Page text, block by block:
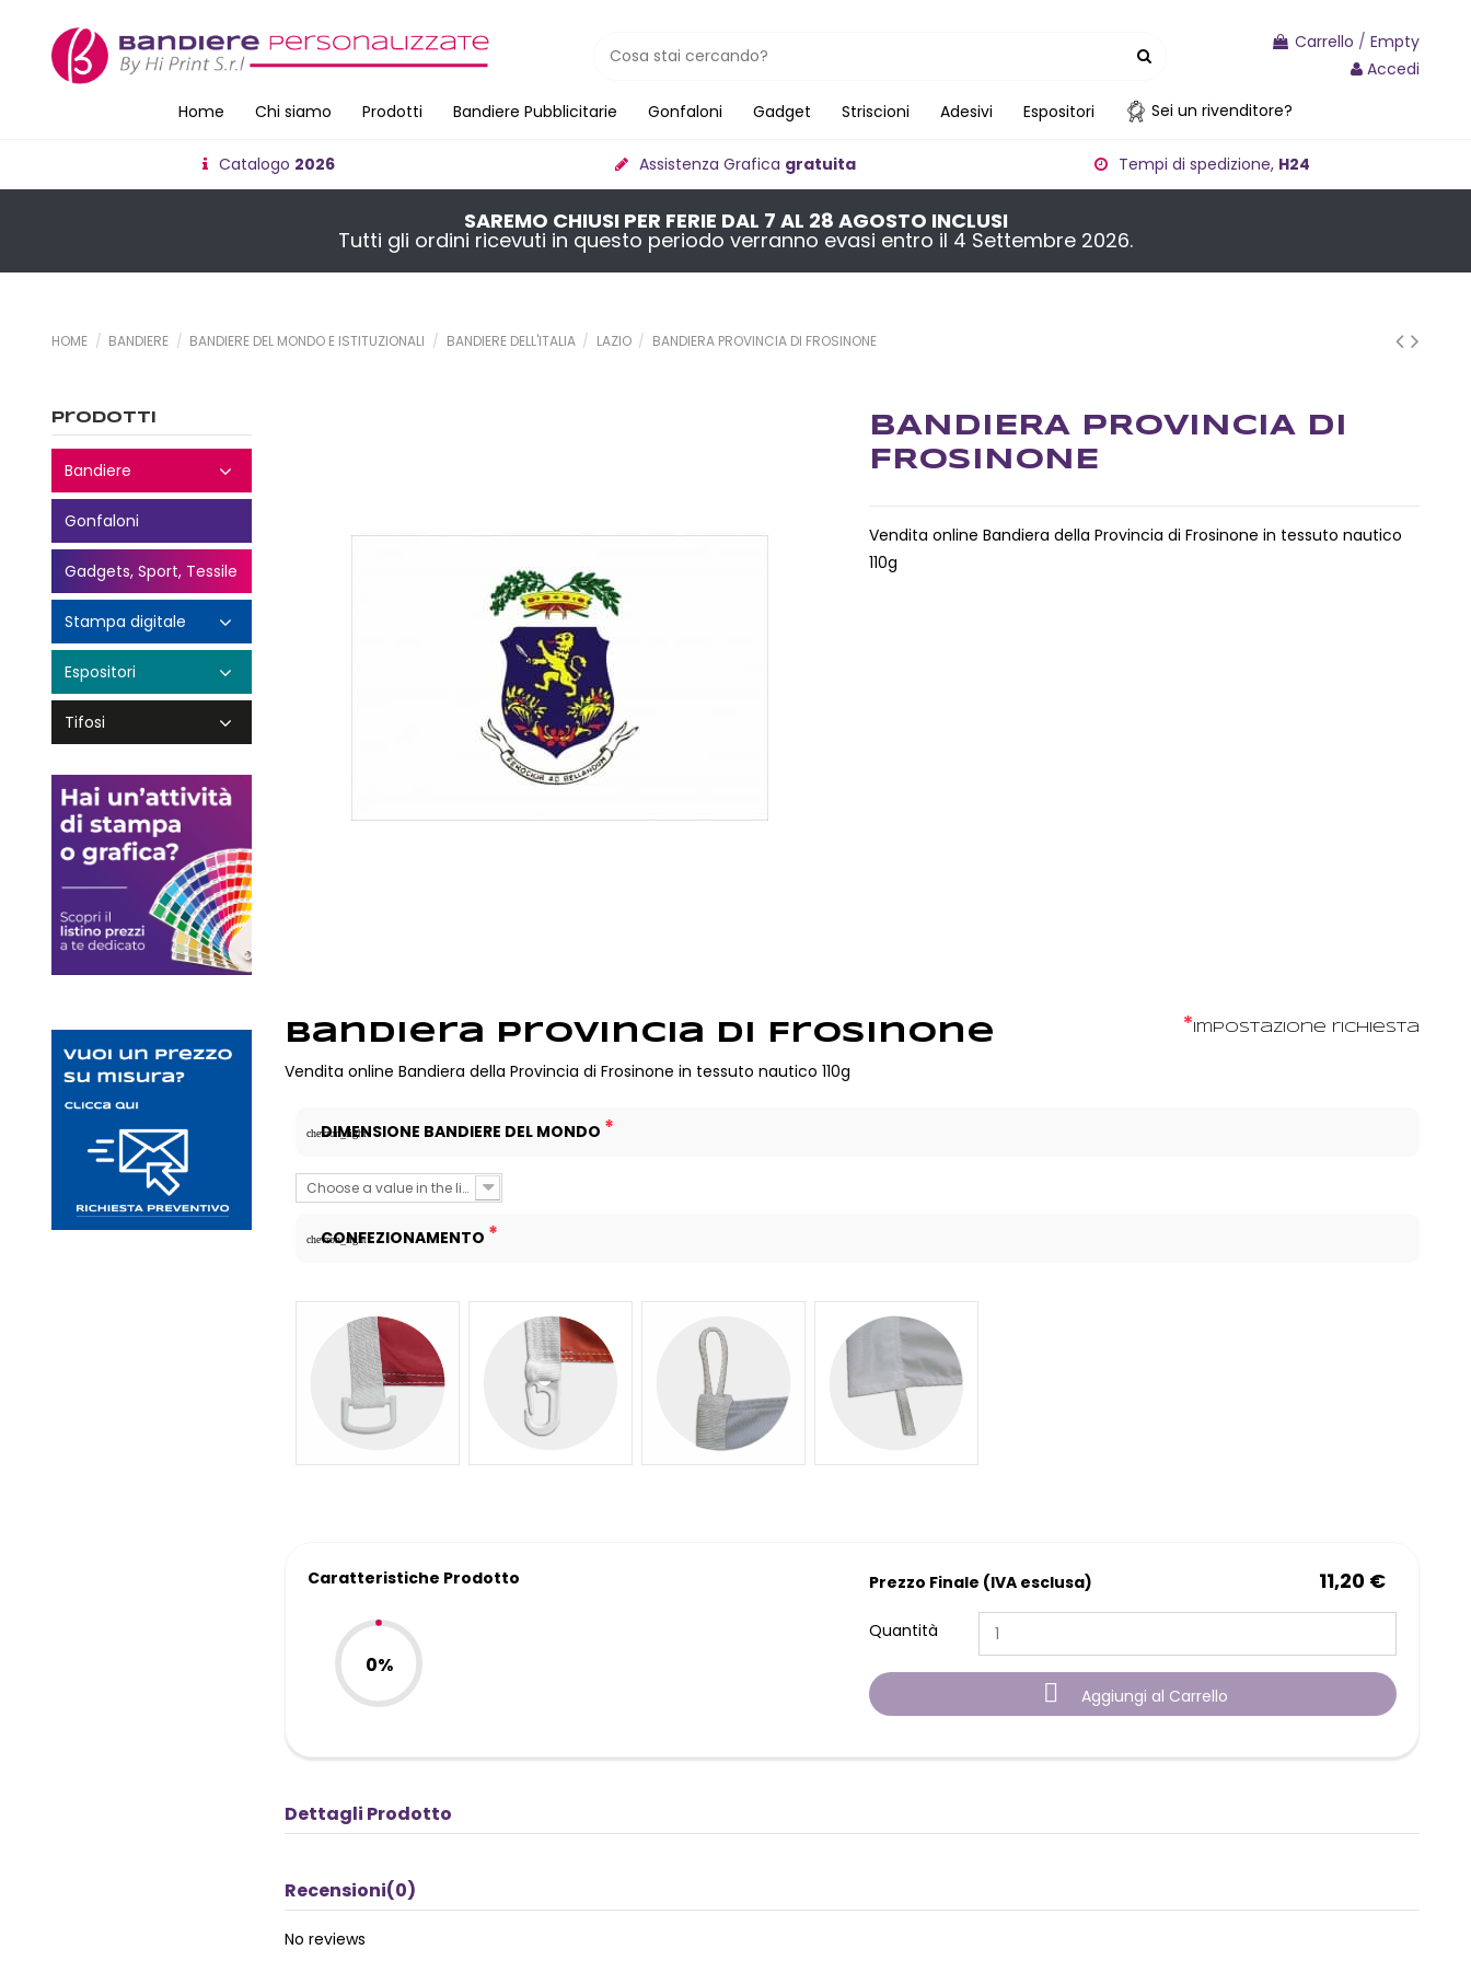
Carrello / Empty
Accedi
Home
Chi siamo Prodotti Bandiere Pubblicitarie Gonfaloni Gadget Striscioni Adesivi Espositori Sei un rivenditore?
Catalogo 2026 Assistenza Grafica gratuita Tempi di spedizione, H24
SAREMO CHIUSI PER FERIE DAL 7 AL 28 AGOSTO INCLUSI
Tutti gli ordini ricevuti in questo periodo verranno evasi entro il 4 Settembre 2026.
HOME BANDIERE BANDIERE DEL MONDO E ISTITUZIONALI BANDIERE DELL'ITALIA LAZIO BANDIERA PROVINCIA DI FROSINONE
BANDIERA PROVINCIA DI
FROSINONE
Vendita online Bandiera della Provincia di Frosinone in tessuto nautico
110g
Bandiera Provincia di Frosinone * Impostazione richiesta
Vendita online Bandiera della Provincia di Frosinone in tessuto nautico 110g
chevron_right
DIMENSIONE BANDIERE DEL MONDO *
Choose a value in the list
chevron_right
CONFEZIONAMENTO *
Caratteristiche Prodotto
0%
Prezzo Finale (IVA esclusa) 11,20 €
Quantità
 Aggiungi al Carrello
Dettagli Prodotto
Recensioni(0)
No reviews
Prodotti